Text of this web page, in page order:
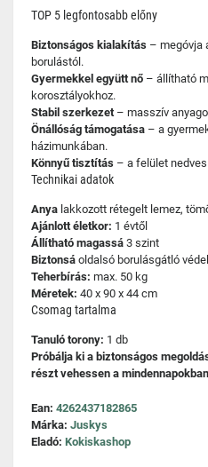
TOP 5 legfontosabb előny
Biztonságos kialakítás – megóvja
borulástól.
Gyermekkel együtt nő – állítható
korosztályokhoz.
Stabil szerkezet– masszív
Önállóság támogatása – a
házimunkában.
Könnyű tisztítás – a felület
Technikai adatok
Anya lakkozott rétegelt lemez,
Ajánlott életkor: 1 évtől
Állítható magassá 3 szint
Biztonsá oldalsó borulásgátló
Teherbírás: max. 50 kg
Méretek: 40 x 90 x 44 cm
Csomag tartalma
Tanuló torony: 1 db
Próbálja ki a biztonságos
részt vehessen a
Ean: 4262437182865
Márka: Juskys
Eladó: Kokiskashop